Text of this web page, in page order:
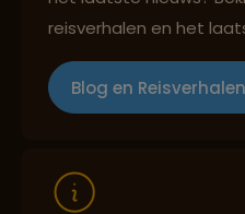
Reizen met oog
reisverhalen en het
Blog en Reisverhalen